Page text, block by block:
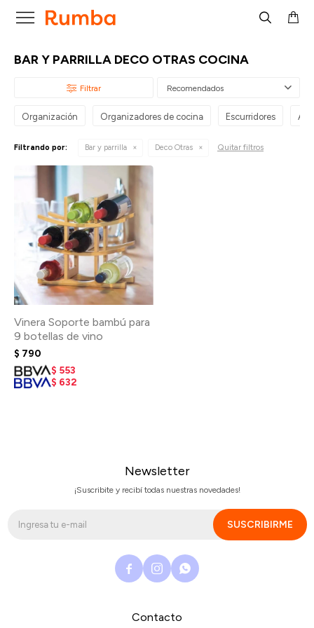

BAR Y PARRILLA DECO OTRAS COCINA
Recomendados
Organización Organizadores de cocina Escurridores
Filtrando por: Bar y parrilla Deco Otras Quitar filtros
Vinera Soporte bambú para
9 botellas de vino
$ 790
$ 553
$ 632
Contacto
Newsletter
¡Suscribite y recibí todas nuestras novedades!
SUSCRIBIRME
  